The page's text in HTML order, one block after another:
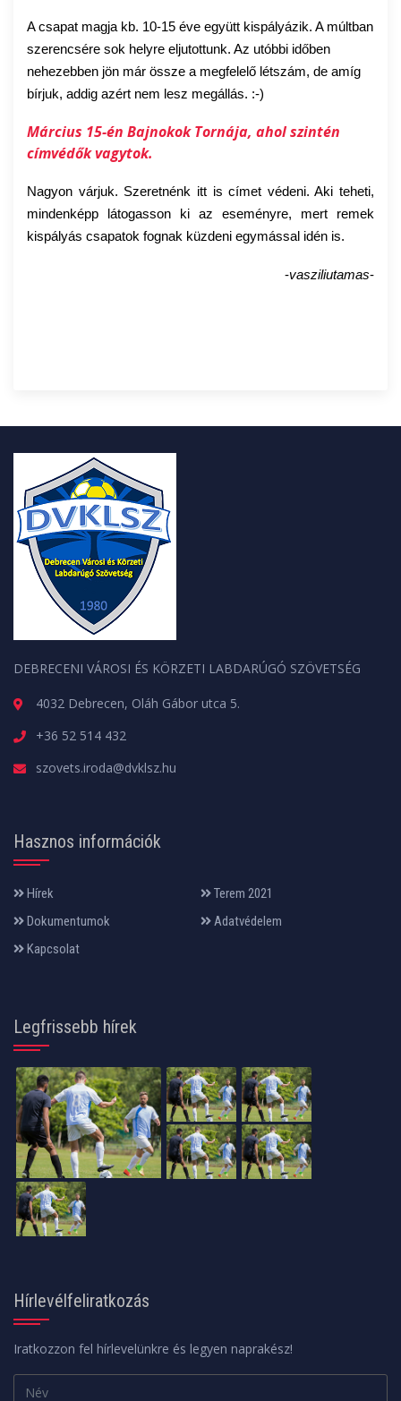
A csapat magja kb. 10-15 éve együtt kispályázik. A múltban
szerencsére sok helyre eljutottunk. Az utóbbi időben
nehezebben jön már össze a megfelelő létszám, de amíg
bírjuk, addig azért nem lesz megállás. :-)
Március 15-én Bajnokok Tornája, ahol szintén
címvédők vagytok.
Nagyon várjuk. Szeretnénk itt is címet védeni. Aki teheti,
mindenképp látogasson ki az eseményre, mert remek
kispályás csapatok fognak küzdeni egymással idén is.
-vasziliutamas-
DEBRECENI VÁROSI ÉS KÖRZETI LABDARÚGÓ SZÖVETSÉG
4032 Debrecen, Oláh Gábor utca 5.
+36 52 514 432
szovets.iroda@dvklsz.hu
Hasznos információk
Hírek
Terem 2021
Dokumentumok
Adatvédelem
Kapcsolat
Legfrissebb hírek
Hírlevélfeliratkozás
Iratkozzon fel hírlevelünkre és legyen naprakész!